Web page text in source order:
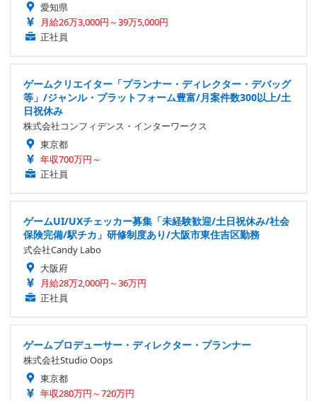
愛知県
月給26万3,000円～39万5,000円
正社員
ゲームクリエイター「プランナー・ディレクター・デバッグ
等」/ジャンル・プラットフォーム豊富/月案件数300以上/土
日祝休み
株式会社コンフィデンス・インターワークス
東京都
年収700万円～
正社員
ゲームUI/UXチェッカー募集「未経験歓迎/土日祝休み/社会
保険完備/駅チカ」研修制度あり/大阪市東住吉区勤務
式会社Candy Labo
大阪府
月給28万2,000円～36万円
正社員
ゲームプロデューサー・ディレクター・プランナー
株式会社Studio Oops
東京都
年収280万円～720万円